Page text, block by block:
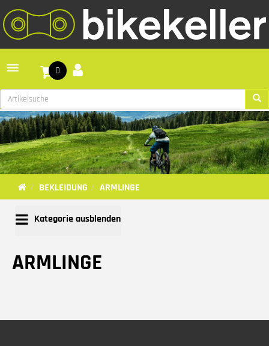
Toggle navigation
0
BEKLEIDUNG ARMLINGE
Kategorie ausblenden
ARMLINGE